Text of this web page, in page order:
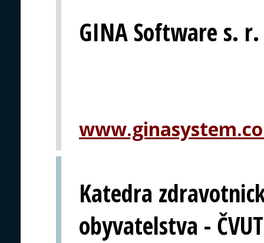
GINA Software s.
Katedra
obyvatelstva -